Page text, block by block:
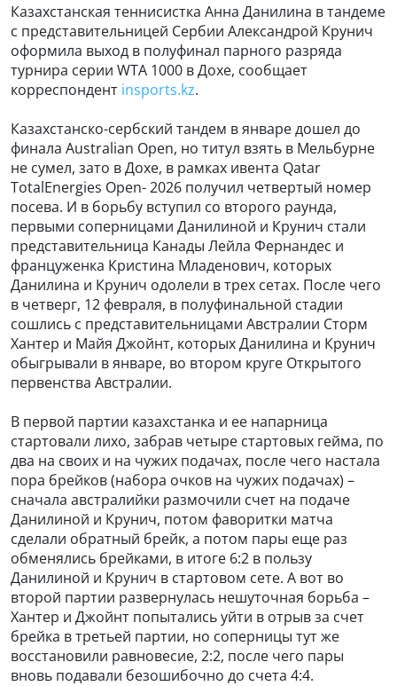
Казахстанская теннисистка Анна Данилина в тандеме
с представительницей Сербии Александрой Крунич
оформила выход в полуфинал парного разряда
турнира серии WTA 1000 в Дохе, сообщает
корреспондент insports.kz.
Казахстанско-сербский тандем в январе дошел до
финала Australian Open, но титул взять в Мельбурне
не сумел, зато в Дохе, в рамках ивента Qatar
TotalEnergies Open- 2026 получил четвертый номер
посева. И в борьбу вступил со второго раунда,
первыми соперницами Данилиной и Крунич стали
представительница Канады Лейла Фернандес и
француженка Кристина Младенович, которых
Данилина и Крунич одолели в трех сетах. После чего
в четверг, 12 февраля, в полуфинальной стадии
сошлись с представительницами Австралии Сторм
Хантер и Майя Джойнт, которых Данилина и Крунич
обыгрывали в январе, во втором круге Открытого
первенства Австралии.
В первой партии казахстанка и ее напарница
стартовали лихо, забрав четыре стартовых гейма, по
два на своих и на чужих подачах, после чего настала
пора брейков (набора очков на чужих подачах) –
сначала австралийки размочили счет на подаче
Данилиной и Крунич, потом фаворитки матча
сделали обратный брейк, а потом пары еще раз
обменялись брейками, в итоге 6:2 в пользу
Данилиной и Крунич в стартовом сете. А вот во
второй партии развернулась нешуточная борьба –
Хантер и Джойнт попытались уйти в отрыв за счет
брейка в третьей партии, но соперницы тут же
восстановили равновесие, 2:2, после чего пары
вновь подавали безошибочно до счета 4:4.